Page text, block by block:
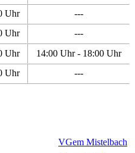
Uhr
---
Uhr
---
Uhr
14:00 Uhr - 18:00 Uhr
Uhr
---
VGem Mistelbach